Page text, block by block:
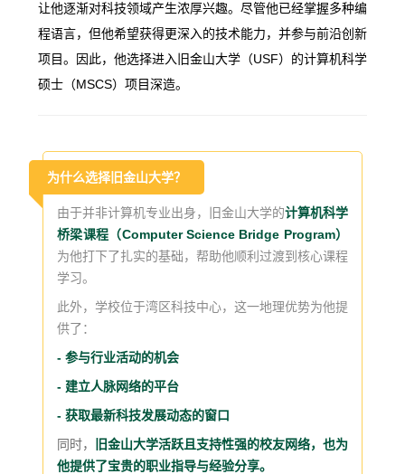
让他逐渐对科技领域产生浓厚兴趣。尽管他已经掌握多种编
程语言，但他希望获得更深入的技术能力，并参与前沿创新
项目。因此，他选择进入旧金山大学（USF）的计算机科学
硕士（MSCS）项目深造。
为什么选择旧金山大学？
由于并非计算机专业出身，旧金山大学的计算机科学
桥梁课程（Computer Science Bridge Program）
为他打下了扎实的基础，帮助他顺利过渡到核心课程
学习。
此外，学校位于湾区科技中心，这一地理优势为他提
供了：
- 参与行业活动的机会
- 建立人脉网络的平台
- 获取最新科技发展动态的窗口
同时，
旧金山大学活跃且支持性强的校友网络，也为
他提供了宝贵的职业指导与经验分享。